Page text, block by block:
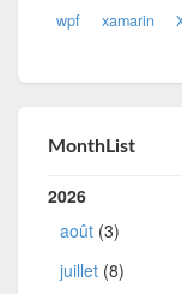
wpf xamarin
MonthList
2026
août (3)
juillet (8)